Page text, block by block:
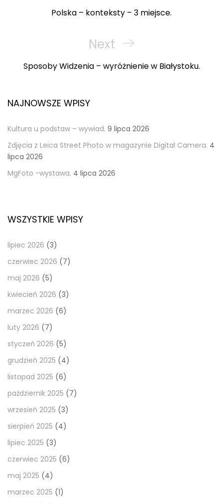
Post
Polska – konteksty – 3 miejsce.
Next
Post
Next
Sposoby Widzenia – wyróżnienie w Białystoku.
NAJNOWSZE WPISY
Kultura u podstaw – wywiad. 9 lipca 2026
Zdjęcia z Leica Street Photo w magazynie Digital Camera. 4
lipca 2026
MgFoto -wystawa. 4 lipca 2026
WSZYSTKIE WPISY
lipiec 2026 (3)
czerwiec 2026 (7)
maj 2026 (5)
kwiecień 2026 (3)
marzec 2026 (6)
luty 2026 (7)
styczeń 2026 (5)
grudzień 2025 (4)
listopad 2025 (6)
październik 2025 (7)
wrzesień 2025 (3)
sierpień 2025 (4)
lipiec 2025 (3)
czerwiec 2025 (6)
maj 2025 (4)
marzec 2025 (1)